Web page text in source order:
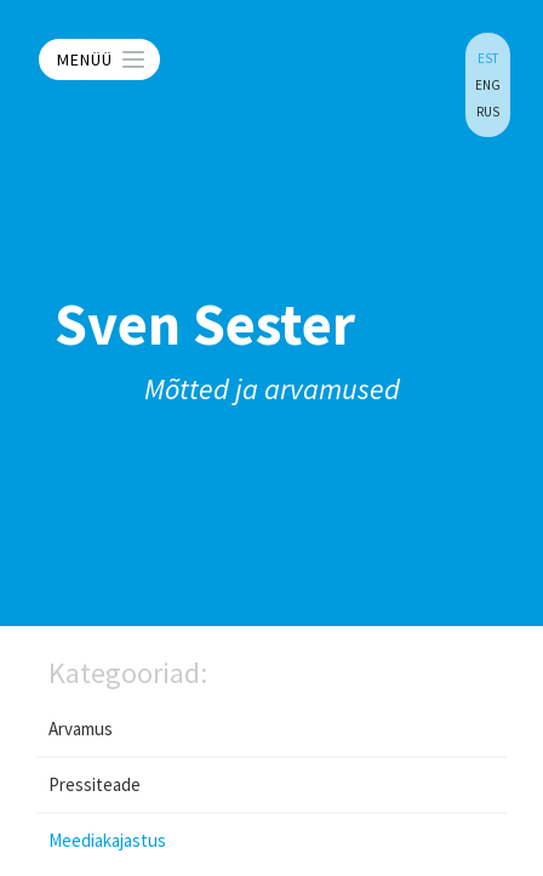
MENÜÜ
EST
ENG
RUS
Sven Sester
Mõtted ja arvamused
Kategooriad:
Arvamus
Pressiteade
Meediakajastus